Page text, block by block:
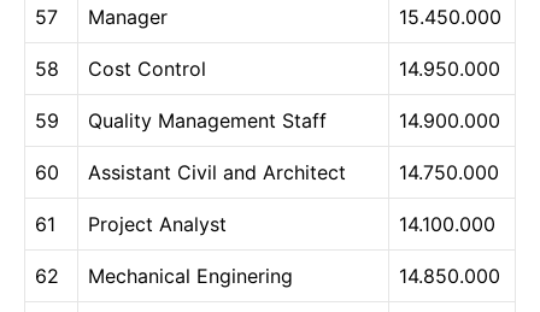
57 Manager 15.450.000
58 Cost Control 14.950.000
59 Quality Management Staff 14.900.000
60 Assistant Civil and Architect 14.750.000
61 Project Analyst 14.100.000
62 Mechanical Enginering 14.850.000